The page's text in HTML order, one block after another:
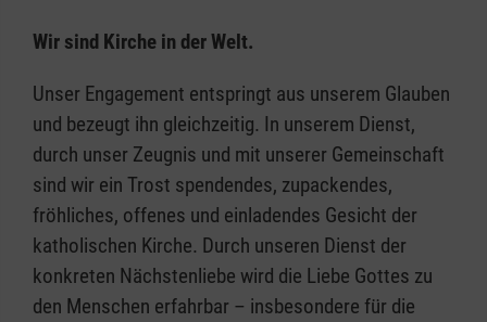
Wir sind Kirche in der Welt.
Unser Engagement entspringt aus unserem Glauben
und bezeugt ihn gleichzeitig. In unserem Dienst,
durch unser Zeugnis und mit unserer Gemeinschaft
sind wir ein Trost spendendes, zupackendes,
fröhliches, offenes und einladendes Gesicht der
katholischen Kirche. Durch unseren Dienst der
konkreten Nächstenliebe wird die Liebe Gottes zu
den Menschen erfahrbar – insbesondere für die